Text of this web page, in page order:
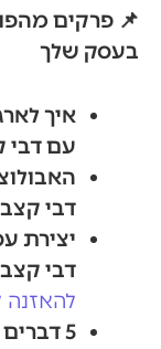
בעסק שלך
איך
עם דבי
דבי קצב
יצירת
דבי קצב
להאזנה
5